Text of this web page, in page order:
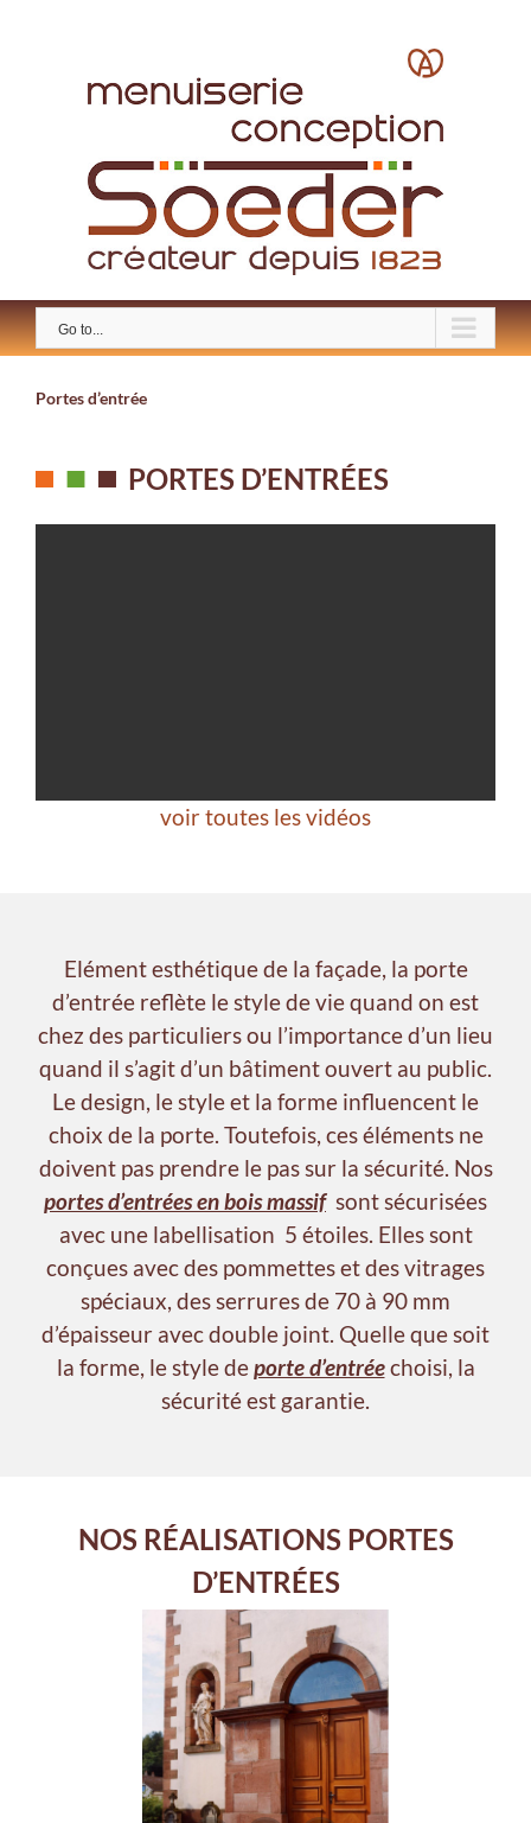
Go to...
Portes d’entrée
PORTES D’ENTRÉES
voir toutes les vidéos
Elément esthétique de la façade, la porte
d’entrée reflète le style de vie quand on est
chez des particuliers ou l’importance d’un lieu
quand il s’agit d’un bâtiment ouvert au public.
Le design, le style et la forme influencent le
choix de la porte. Toutefois, ces éléments ne
doivent pas prendre le pas sur la sécurité. Nos
portes d’entrées en bois massifsont sécurisées
avec une labellisation 5 étoiles. Elles sont
conçues avec des pommettes et des vitrages
spéciaux, des serrures de 70 à 90 mm
d’épaisseur avec double joint. Quelle que soit
la forme, le style deporte d’entréechoisi, la
sécurité est garantie.
NOS RÉALISATIONS PORTES
D’ENTRÉES